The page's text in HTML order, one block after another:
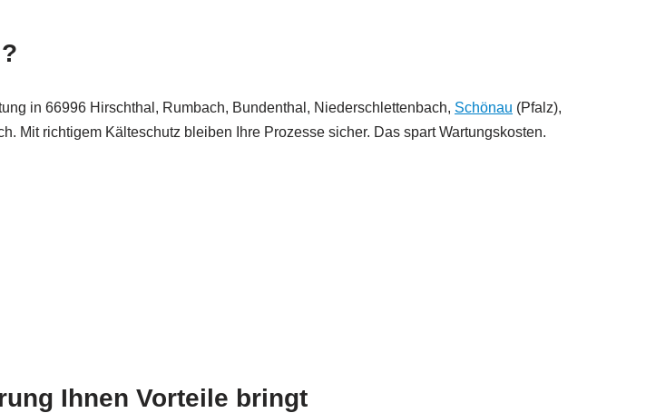
in 66996 Hirschthal, Rumbach, Bundenthal, Niederschlettenbach, Schönau (Pfalz),
Mit richtigem Kälteschutz bleiben Ihre Prozesse sicher. Das spart Wartungskosten.
Ihnen Vorteile bringt